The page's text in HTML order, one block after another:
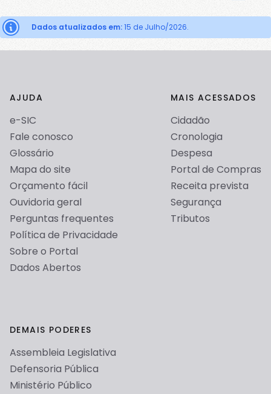
Cancelar Salvar
Em seguida, aparecerão diversos campos
Então, teremos a listagem de todos os
estados disponíveis. Selecionaremos a
opção "RN".
Após isso, clicaremos no botão de "Filtrar" à
direita da página.
informações pertinentes ao estado do Rio
Grande do Norte.
Dados atualizados em:15 de Julho/2026.
AJUDA
e-SIC
Fale conosco
Glossário
Mapa do site
Orçamento fácil
Ouvidoria geral
Perguntas frequentes
Política de Privacidade
Sobre o Portal
Dados Abertos
MAIS ACESSADOS
Cidadão
Cronologia
Despesa
Portal de Compras
Receita prevista
Segurança
Tributos
DEMAIS PODERES
Assembleia Legislativa
Defensoria Pública
Ministério Público